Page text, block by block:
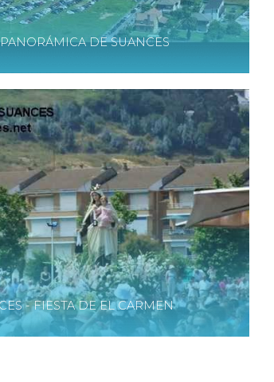
DE SUANCES
- FIESTA DE EL CARMEN